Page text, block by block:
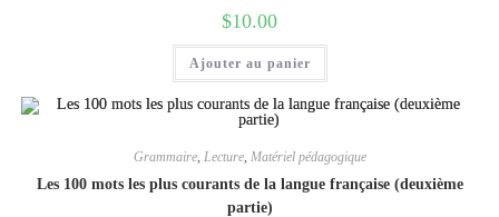
$10.00
Ajouter au panier
Grammaire, Lecture, Matériel pédagogique
Les 100 mots les plus courants de la langue française (deuxième
partie)